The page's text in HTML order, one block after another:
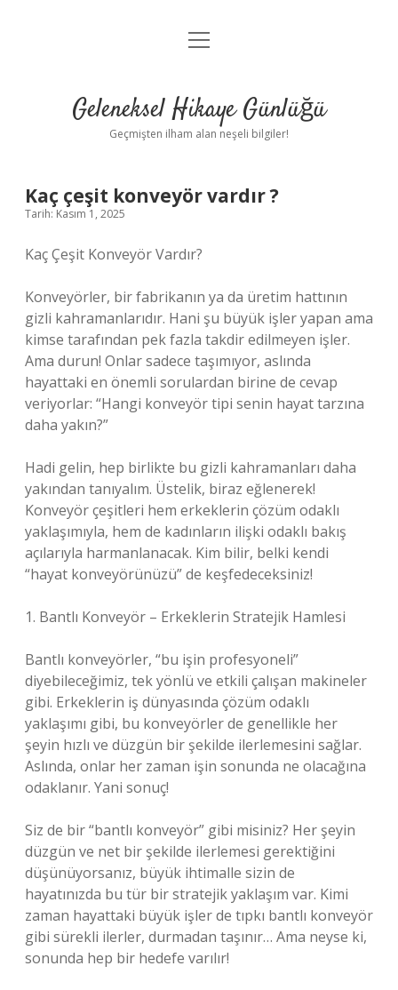
Anasayfa
Yasal Uyarı
menüyü
Geleneksel Hikaye Günlüğü
Geçmişten ilham alan neşeli bilgiler!
Kaç çeşit konveyör vardır ?
Tarih: Kasım 1, 2025
Kaç Çeşit Konveyör Vardır?
Konveyörler, bir fabrikanın ya da üretim hattının
gizli kahramanlarıdır. Hani şu büyük işler yapan ama
kimse tarafından pek fazla takdir edilmeyen işler.
Ama durun! Onlar sadece taşımıyor, aslında
hayattaki en önemli sorulardan birine de cevap
veriyorlar: “Hangi konveyör tipi senin hayat tarzına
daha yakın?”
Hadi gelin, hep birlikte bu gizli kahramanları daha
yakından tanıyalım. Üstelik, biraz eğlenerek!
Konveyör çeşitleri hem erkeklerin çözüm odaklı
yaklaşımıyla, hem de kadınların ilişki odaklı bakış
açılarıyla harmanlanacak. Kim bilir, belki kendi
“hayat konveyörünüzü” de keşfedeceksiniz!
1. Bantlı Konveyör – Erkeklerin Stratejik Hamlesi
Bantlı konveyörler, “bu işin profesyoneli”
diyebileceğimiz, tek yönlü ve etkili çalışan makineler
gibi. Erkeklerin iş dünyasında çözüm odaklı
yaklaşımı gibi, bu konveyörler de genellikle her
şeyin hızlı ve düzgün bir şekilde ilerlemesini sağlar.
Aslında, onlar her zaman işin sonunda ne olacağına
odaklanır. Yani sonuç!
Siz de bir “bantlı konveyör” gibi misiniz? Her şeyin
düzgün ve net bir şekilde ilerlemesi gerektiğini
düşünüyorsanız, büyük ihtimalle sizin de
hayatınızda bu tür bir stratejik yaklaşım var. Kimi
zaman hayattaki büyük işler de tıpkı bantlı konveyör
gibi sürekli ilerler, durmadan taşınır… Ama neyse ki,
sonunda hep bir hedefe varılır!